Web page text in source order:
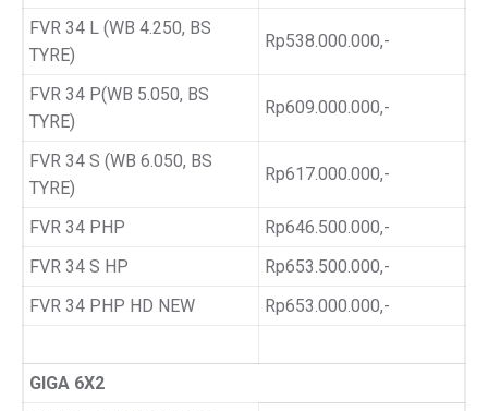
FVR 34 L (WB 4.250, BS
TYRE)
Rp538.000.000,-
FVR 34 P(WB 5.050, BS
TYRE)
Rp609.000.000,-
FVR 34 S (WB 6.050, BS
TYRE)
Rp617.000.000,-
FVR 34 PHP
Rp646.500.000,-
FVR 34 S HP
Rp653.500.000,-
FVR 34 PHP HD NEW
Rp653.000.000,-
GIGA 6X2